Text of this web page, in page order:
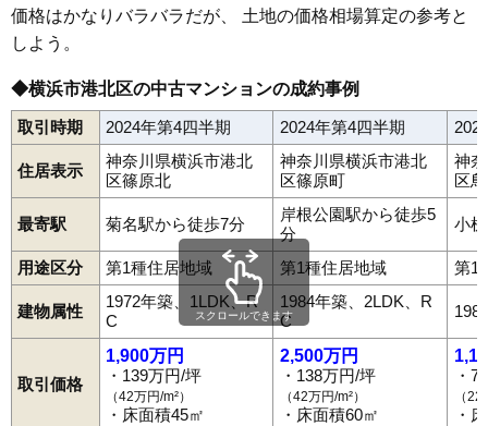
価格はかなりバラバラだが、 土地の価格相場算定の参考と
しよう。
◆横浜市港北区の中古マンションの成約事例
取引時期 2024年第4四半期 2024年第4四半期
住居表示
神奈川県横浜市港北
区篠原北
神奈川県横浜市港北
区篠原町
神
区
最寄駅 菊名駅から徒歩7分
岸根公園駅から徒歩5
分
小
用途区分 第1種住居地域 第1種住居地域 第1
建物属性
1972年築、1LDK、R
C
1984年築、2LDK、R
C
取引価格
1,900万円
・139万円/坪
（42万円/m²）
・床面積45㎡
2,500万円
・138万円/坪
（42万円/m²）
・床面積60㎡
・
（
・
スクロールできます